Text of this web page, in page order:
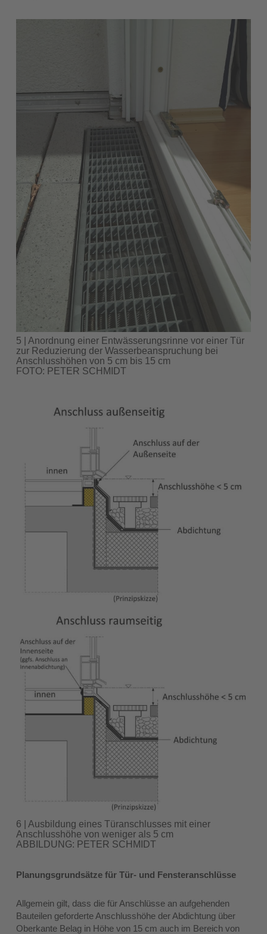
5 | Anordnung einer Entwässerungsrinne vor einer Tür
zur Reduzierung der Wasserbeanspruchung bei
Anschlusshöhen von 5 cm bis 15 cm
FOTO: PETER SCHMIDT
6 | Ausbildung eines Türanschlusses mit einer
Anschlusshöhe von weniger als 5 cm
ABBILDUNG: PETER SCHMIDT
Planungsgrundsätze für Tür- und Fensteranschlüsse
Allgemein gilt, dass die für Anschlüsse an aufgehenden
Bauteilen geforderte Anschlusshöhe der Abdichtung über
Oberkante Belag in Höhe von 15 cm auch im Bereich von